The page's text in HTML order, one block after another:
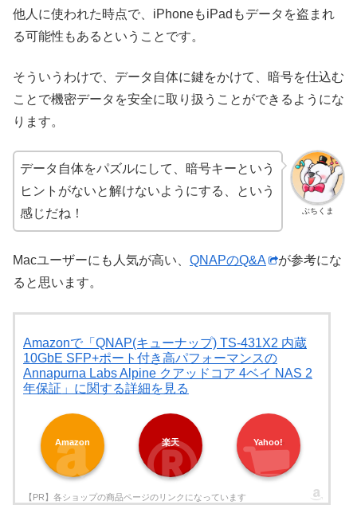
他人に使われた時点で、iPhoneもiPadもデータを盗まれ
る可能性もあるということです。
そういうわけで、データ自体に鍵をかけて、暗号を仕込む
ことで機密データを安全に取り扱うことができるようにな
ります。
ぶちくま
データ自体をパズルにして、暗号キーという
ヒントがないと解けないようにする、という
感じだね！
Macユーザーにも人気が高い、 QNAPのQ&A
が参考にな
ると思います。
Amazonで「QNAP(キューナップ) TS-431X2 内蔵
10GbE SFP+ポート付き高パフォーマンスの
Annapurna Labs Alpine クアッドコア 4ベイ NAS 2
年保証」に関する詳細を見る
Amazon 楽天 Yahoo!